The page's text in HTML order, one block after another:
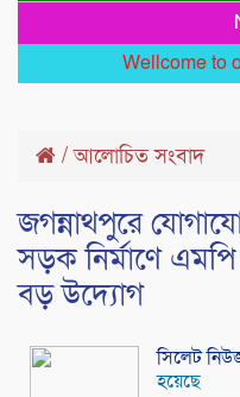
Wellcome to our
/আলোচিত সংবাদ
জগন্নাথপুরে
সড়ক নির্মাণে
বড় উদ্যোগ
সিলেট
হয়েছে